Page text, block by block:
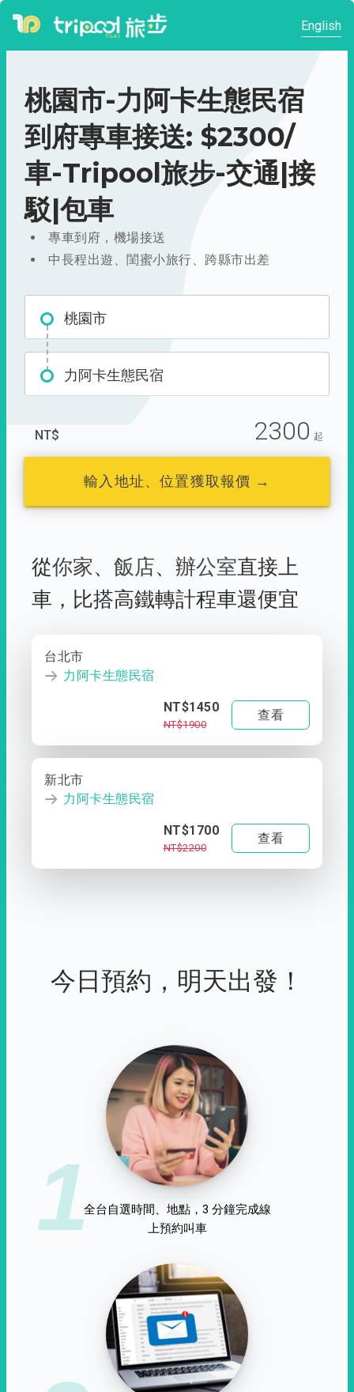
English
桃園市-力阿卡生態民宿
到府專車接送: $2300/
車-Tripool旅步-交通|接
駁|包車
專車到府，機場接送
中長程出遊、閨蜜小旅行、跨縣市出差
桃園市
力阿卡生態民宿
NT$ 2300 起
輸入地址、位置獲取報價 →
從你家、 飯店、 辦公室直接上
車， 比搭高鐵轉計程車還便宜
台北市
力阿卡生態民宿
NT$1450
NT$1900
查看
新北市
力阿卡生態民宿
NT$1700
NT$2200
查看
今日預約，明天出發！
1全台自選時間、地點，3 分鐘完成線
上預約叫車